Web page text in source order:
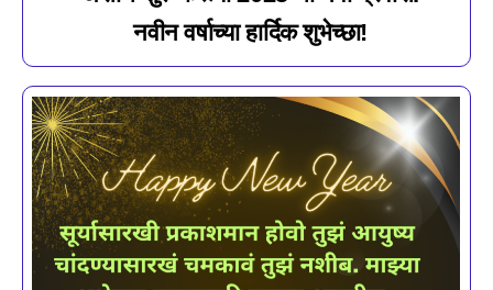
नवीन वर्षाच्या हार्दिक शुभेच्छा!